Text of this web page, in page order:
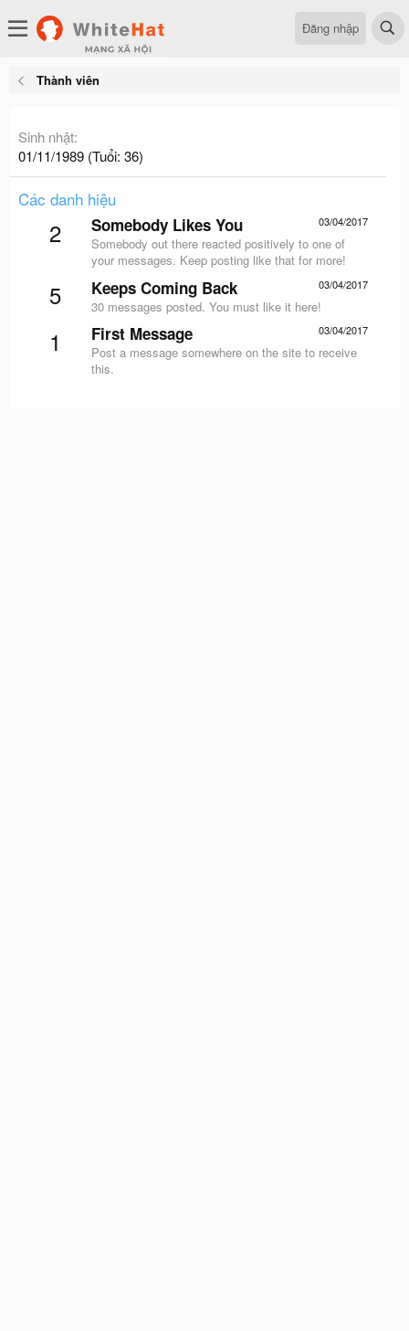
Đăng nhập
Thành viên
Sinh nhật
01/11/1989 (Tuổi: 36)
Các danh hiệu
2 03/04/2017
Somebody Likes You
Somebody out there reacted positively to one of
your messages. Keep posting like that for more!
5 03/04/2017
Keeps Coming Back
30 messages posted. You must like it here!
1 03/04/2017
First Message
Post a message somewhere on the site to receive
this.